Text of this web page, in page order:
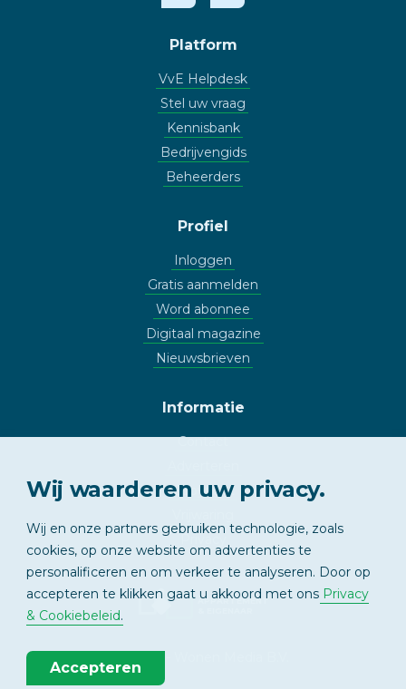
Platform
VvE Helpdesk
Stel uw vraag
Kennisbank
Bedrijvengids
Beheerders
Profiel
Inloggen
Gratis aanmelden
Word abonnee
Digitaal magazine
Nieuwsbrieven
Informatie
Contact
Copyright
APPARTEMENT
Wij waarderen uw privacy.
Wij en onze partners gebruiken technologie, zoals
cookies, op onze website om advertenties te
personalificeren en om verkeer te analyseren. Door op
accepteren te klikken gaat u akkoord met ons Privacy
& Cookiebeleid.
Accepteren